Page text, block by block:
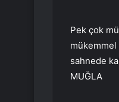
Pek çok
sahnede
MUĞLA